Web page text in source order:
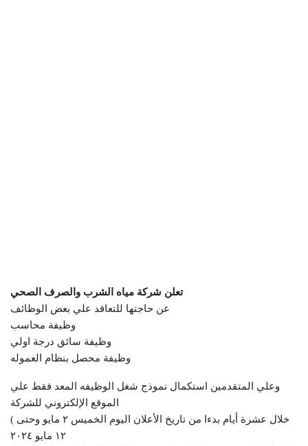
تعلن شركة مياه الشرب والصرف الصحي
عن حاجتها للتعاقد علي بعض الوظائف
وظيفة محاسب
وظيفة سائق درجة اولي
وظيفة محصل بنظام العموله
وعلي المتقدمين استكمال نموذج شغل الوظيفه المعد فقط علي
الموقع الإلكتروني للشركة
( خلال عشرة أيام بدءا من تاريخ الأعلان اليوم الخميس ٢ مايو وحتى
١٢ مايو ٢٠٢٤